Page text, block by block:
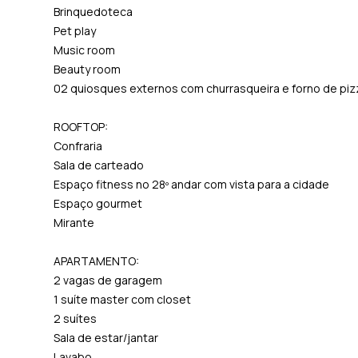
Brinquedoteca
Pet play
Music room
Beauty room
02 quiosques externos com churrasqueira e forno de
ROOFTOP:
Confraria
Sala de carteado
Espaço fitness no 28º andar com vista para a cidade
Espaço gourmet
Mirante
APARTAMENTO:
2 vagas de garagem
1 suíte master com closet
2 suítes
Sala de estar/jantar